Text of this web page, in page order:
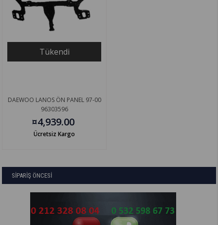
Tükendi
DAEWOO LANOS ÖN PANEL 97-00
96303596
¤4,939.00
Ücretsiz Kargo
SİPARİŞ ÖNCESİ